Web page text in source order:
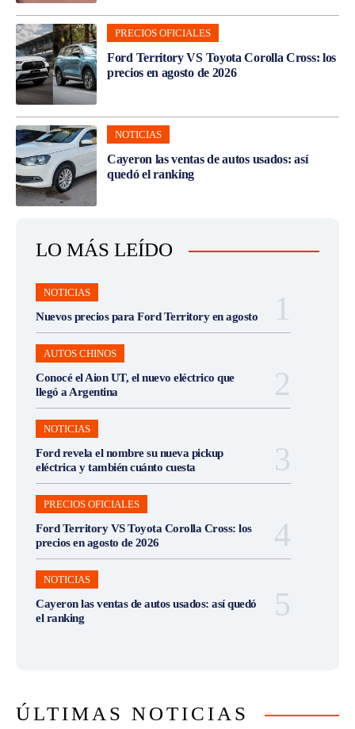
PRECIOS OFICIALES
Ford Territory VS Toyota Corolla Cross: los
precios en agosto de 2026
NOTICIAS
Cayeron las ventas de autos usados: así
quedó el ranking
LO MÁS LEÍDO
NOTICIAS
Nuevos precios para Ford Territory en agosto
AUTOS CHINOS
Conocé el Aion UT, el nuevo eléctrico que
llegó a Argentina
NOTICIAS
Ford revela el nombre su nueva pickup
eléctrica y también cuánto cuesta
PRECIOS OFICIALES
Ford Territory VS Toyota Corolla Cross: los
precios en agosto de 2026
NOTICIAS
Cayeron las ventas de autos usados: así quedó
el ranking
ÚLTIMAS NOTICIAS